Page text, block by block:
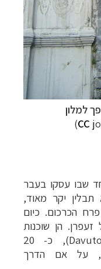
למלון
CC
שבו עסקו בעבר
תבלין יקר מאוד,
הכרכום. כיום
הן שוכנות
(Davutobası), כ- 20
על אם הדרך